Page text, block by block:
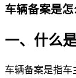
车辆备案是
一、什么
车辆备案是指